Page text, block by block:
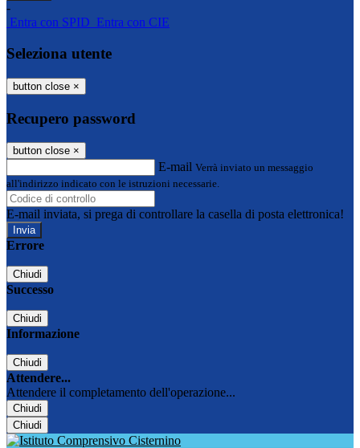
-
Entra con SPID Entra con CIE
Seleziona utente
button close ×
Recupero password
button close ×
E-mail Verrà inviato un messaggio
all'indirizzo indicato con le istruzioni necessarie.
E-mail inviata, si prega di controllare la casella di posta elettronica!
Errore
Chiudi
Successo
Chiudi
Informazione
Chiudi
Attendere...
Attendere il completamento dell'operazione...
Chiudi
Chiudi